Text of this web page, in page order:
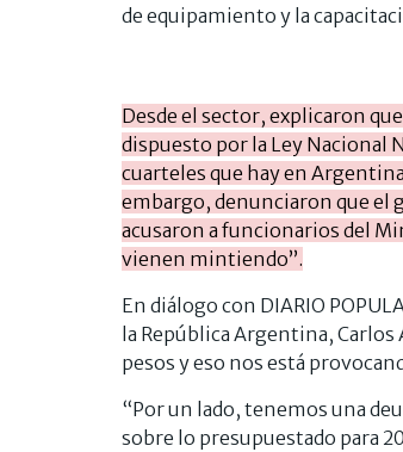
de equipamiento y la
Desde el sector, explicaron
dispuesto por la Ley Nacional
cuarteles que hay en
embargo, denunciaron que el
acusaron a funcionarios del
vienen mintiendo”.
En diálogo con DIARIO
la República Argentina,
pesos y eso nos está
“Por un lado, tenemos una
sobre lo presupuestado para